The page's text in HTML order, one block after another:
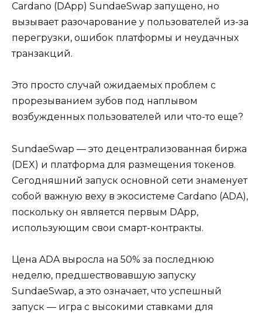
Cardano (DApp) SundaeSwap запущено, но
вызывает разочарование у пользователей из-за
перегрузки, ошибок платформы и неудачных
транзакций.
Это просто случай ожидаемых проблем с
прорезыванием зубов под наплывом
возбужденных пользователей или что-то еще?
SundaeSwap — это децентрализованная биржа
(DEX) и платформа для размещения токенов.
Сегодняшний запуск основной сети знаменует
собой важную веху в экосистеме Cardano (ADA),
поскольку он является первым DApp,
использующим свои смарт-контракты.
Цена ADA выросла на 50% за последнюю
неделю, предшествовавшую запуску
SundaeSwap, а это означает, что успешный
запуск — игра с высокими ставками для